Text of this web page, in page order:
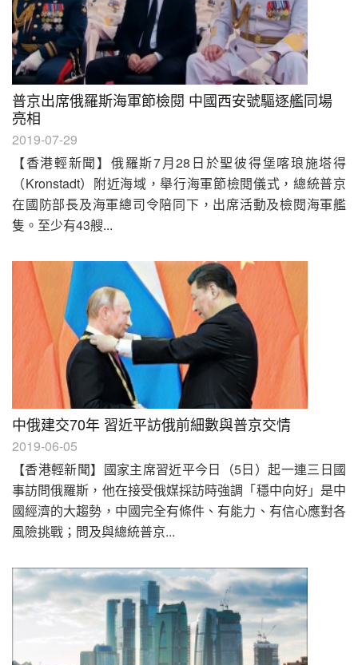
普京出席俄羅斯海軍節檢閱 中國西安號驅逐艦同場
亮相
2019-07-29
【香港輕新聞】俄羅斯7月28日於聖彼得堡喀琅施塔得
（Kronstadt）附近海域，舉行海軍節檢閱儀式，總統普京
在國防部長及海軍總司令陪同下，出席活動及檢閱海軍艦
隻。至少有43艘...
中俄建交70年 習近平訪俄前細數與普京交情
2019-06-05
【香港輕新聞】國家主席習近平今日（5日）起一連三日國
事訪問俄羅斯，他在接受俄媒採訪時強調「穩中向好」是中
國經濟的大趨勢，中國完全有條件、有能力、有信心應對各
風險挑戰；問及與總統普京...